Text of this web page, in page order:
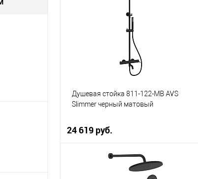
Душевая стойка 811-122-MB AVS
Slimmer черный матовый
24 619 руб.
В корзину